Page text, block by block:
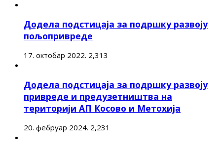
Додела подстицаја за подршку развоју
пољопривреде
17. октобар 2022. 2,313
Додела подстицаја за подршку развоју
привреде и предузетништва на
територији АП Косово и Метохија
20. фебруар 2024. 2,231